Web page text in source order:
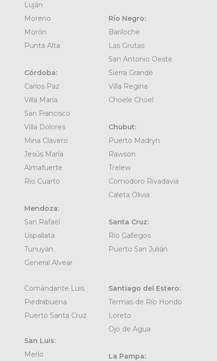
Luján
Moreno
Morón
Punta Alta
Córdoba:
Carlos Paz
Villa María
San Francisco
Villa Dolores
Mina Clavero
Jesús María
Almafuerte
Río Cuarto
Mendoza:
San Rafael
Uspallata
Tunuyán
General Alvear
Río Negro:
Bariloche
Las Grutas
San Antonio Oeste
Sierra Grande
Villa Regina
Choele Choel
Chubut:
Puerto Madryn
Rawson
Trelew
Comodoro Rivadavia
Caleta Olivia
Santa Cruz:
Río Gallegos
Puerto San Julián
Comandante Luis
Piedrabuena
Puerto Santa Cruz
San Luis:
Merlo
Santiago del Estero:
Termas de Río Hondo
Loreto
Ojo de Agua
La Pampa: